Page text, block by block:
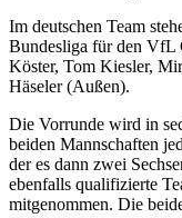
Im deutschen Team
Bundesliga für den VfL
Köster, Tom Kiesler,
Häseler (Außen).
Die Vorrunde wird in
beiden Mannschaften
der es dann zwei
ebenfalls qualifizierte
mitgenommen. Die